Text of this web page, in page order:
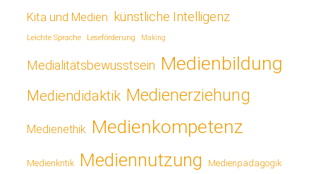
Kita und Medien künstliche Intelligenz
Leichte Sprache Leseförderung Making
Medialitätsbewusstsein Medienbildung
Mediendidaktik Medienerziehung
Medienethik Medienkompetenz
Medienkritik Mediennutzung Medienpädagogik